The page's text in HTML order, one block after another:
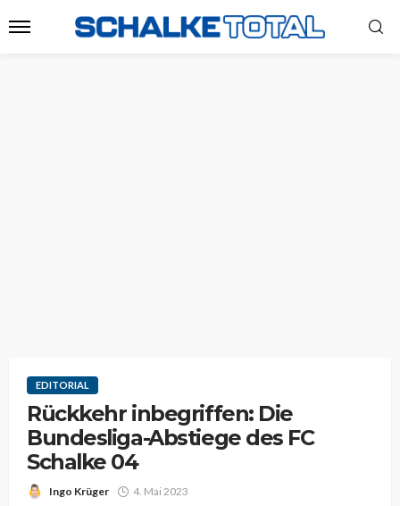
EDITORIAL
Rückkehr inbegriffen: Die
Bundesliga-Abstiege des FC
Schalke 04
Ingo Krüger 4. Mai 2023